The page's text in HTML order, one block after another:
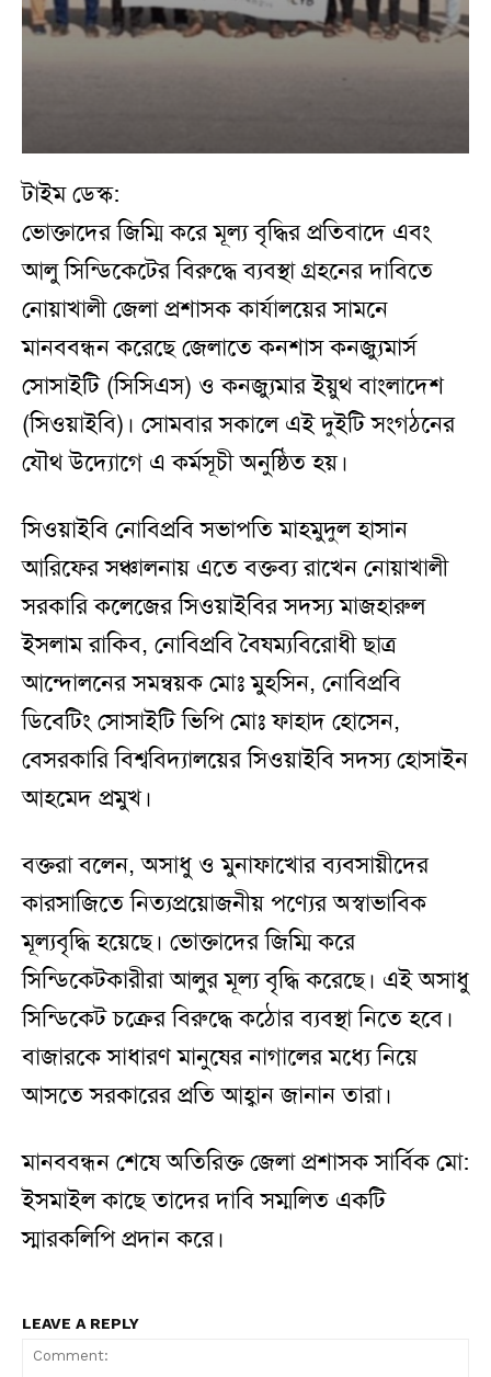
টাইম ডেস্ক:
ভোক্তাদের জিম্মি করে মূল্য বৃদ্ধির প্রতিবাদে এবং
আলু সিন্ডিকেটের বিরুদ্ধে ব্যবস্থা গ্রহনের দাবিতে
নোয়াখালী জেলা প্রশাসক কার্যালয়ের সামনে
মানববন্ধন করেছে জেলাতে কনশাস কনজ্যুমার্স
সোসাইটি (সিসিএস) ও কনজ্যুমার ইয়ুথ বাংলাদেশ
(সিওয়াইবি)। সোমবার সকালে এই দুইটি সংগঠনের
যৌথ উদ্যোগে এ কর্মসূচী অনুষ্ঠিত হয়।
সিওয়াইবি নোবিপ্রবি সভাপতি মাহমুদুল হাসান
আরিফের সঞ্চালনায় এতে বক্তব্য রাখেন নোয়াখালী
সরকারি কলেজের সিওয়াইবির সদস্য মাজহারুল
ইসলাম রাকিব, নোবিপ্রবি বৈষম্যবিরোধী ছাত্র
আন্দোলনের সমন্বয়ক মোঃ মুহসিন, নোবিপ্রবি
ডিবেটিং সোসাইটি ভিপি মোঃ ফাহাদ হোসেন,
বেসরকারি বিশ্ববিদ্যালয়ের সিওয়াইবি সদস্য হোসাইন
আহমেদ প্রমুখ।
বক্তরা বলেন, অসাধু ও মুনাফাখোর ব্যবসায়ীদের
কারসাজিতে নিত্যপ্রয়োজনীয় পণ্যের অস্বাভাবিক
মূল্যবৃদ্ধি হয়েছে। ভোক্তাদের জিম্মি করে
সিন্ডিকেটকারীরা আলুর মূল্য বৃদ্ধি করেছে। এই অসাধু
সিন্ডিকেট চক্রের বিরুদ্ধে কঠোর ব্যবস্থা নিতে হবে।
বাজারকে সাধারণ মানুষের নাগালের মধ্যে নিয়ে
আসতে সরকারের প্রতি আহ্বান জানান তারা।
মানববন্ধন শেষে অতিরিক্ত জেলা প্রশাসক সার্বিক মো:
ইসমাইল কাছে তাদের দাবি সম্মলিত একটি
স্মারকলিপি প্রদান করে।
LEAVE A REPLY